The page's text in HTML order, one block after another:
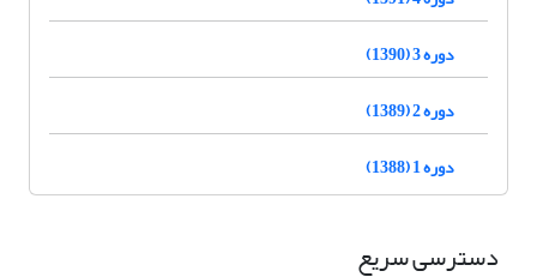
دوره 3 (1390)
دوره 2 (1389)
دوره 1 (1388)
دسترسی سریع